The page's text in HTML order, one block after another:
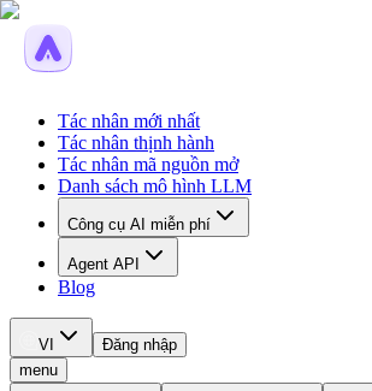
Tác nhân mới nhất
Tác nhân thịnh hành
Tác nhân mã nguồn mở
Danh sách mô hình LLM
Công cụ AI miễn phí
Agent API
Blog
VI
Đăng nhập
menu